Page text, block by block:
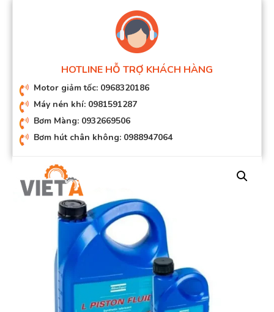
HOTLINE HỖ TRỢ KHÁCH HÀNG
Motor giảm tốc: 0968320186
Máy nén khí: 0981591287
Bơm Màng: 0932669506
Bơm hút chân không: 0988947064